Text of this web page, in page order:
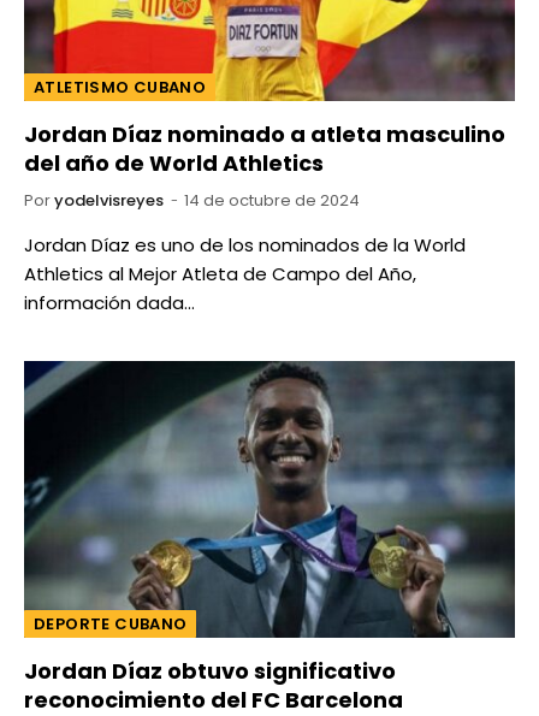
ATLETISMO CUBANO
Jordan Díaz nominado a atleta masculino
del año de World Athletics
Poryodelvisreyes 14 de octubre de 2024
Jordan Díaz es uno de los nominados de la World
Athletics al Mejor Atleta de Campo del Año,
información dada…
DEPORTE CUBANO
Jordan Díaz obtuvo significativo
reconocimiento del FC Barcelona